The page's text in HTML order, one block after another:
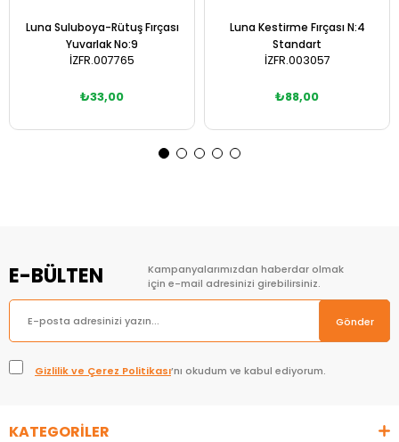
Luna Suluboya-Rütuş Fırçası
Yuvarlak No:9
İZFR.007765
₺33,00
Luna Kestirme Fırçası N:4
Standart
İZFR.003057
₺88,00
E-BÜLTEN
Kampanyalarımızdan haberdar olmak
için e-mail adresinizi girebilirsiniz.
Gönder
Gizlilik ve Çerez Politikası’nı okudum ve kabul ediyorum.
KATEGORİLER